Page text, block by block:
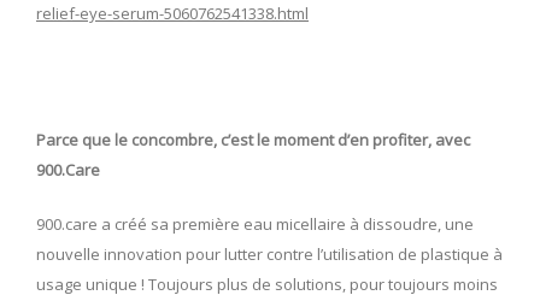
relief-eye-serum-5060762541338.html
Parce que le concombre, c’est le moment d’en profiter, avec
900.Care
900.care a créé sa première eau micellaire à dissoudre, une
nouvelle innovation pour lutter contre l’utilisation de plastique à
usage unique ! Toujours plus de solutions, pour toujours moins